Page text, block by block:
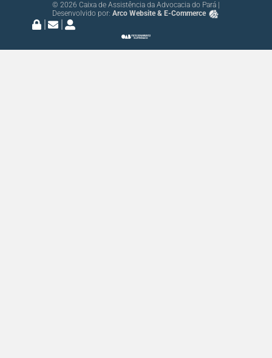
© 2026 Caixa de Assistência da Advocacia do Pará |
Desenvolvido por: Arco Website & E-Commerce